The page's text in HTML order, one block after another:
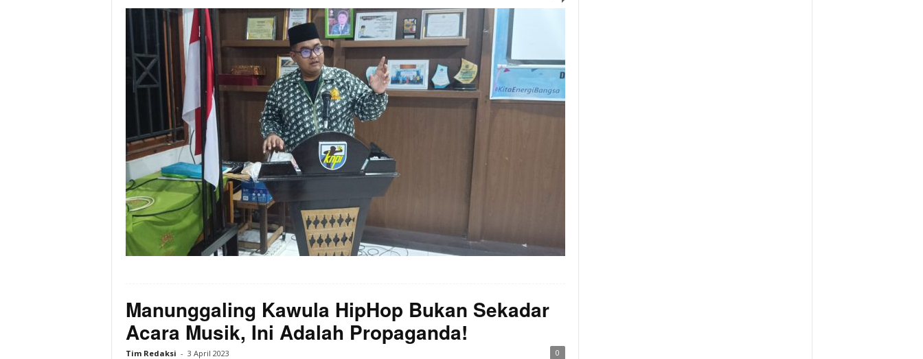
Manunggaling Kawula HipHop Bukan Sekadar
Acara Musik, Ini Adalah Propaganda!
Tim Redaksi - 3 April 2023 0